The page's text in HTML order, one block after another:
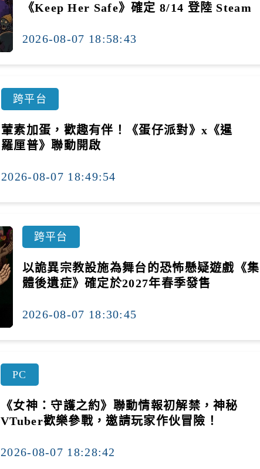
《Keep Her Safe》確定 8/14 登陸 Steam
2026-08-07 18:58:43
跨平台
葷素加蛋，歡趣有伴！《蛋仔派對》x《暹
羅厘普》聯動開啟
2026-08-07 18:49:54
跨平台
以詭異宗教設施為舞台的恐怖懸疑遊戲《集
體後遺症》確定於2027年春季發售
2026-08-07 18:30:45
PC
《女神：守護之約》聯動情報初解禁，神秘
VTuber歡樂參戰，邀請玩家作伙冒險！
2026-08-07 18:28:42